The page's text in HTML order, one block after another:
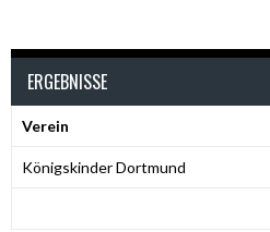
ERGEBNISSE
Verein
Königskinder Dortmund